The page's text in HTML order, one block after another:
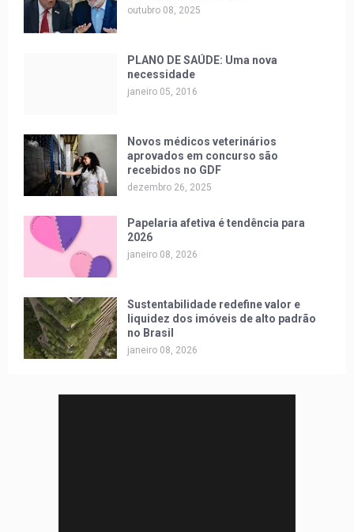
outubro 08, 2025
PLANO DE SAÚDE: Uma nova
necessidade
janeiro 05, 2016
Novos médicos veterinários
aprovados em concurso são
recebidos no GDF
dezembro 26, 2025
Papelaria afetiva é tendência para
2026
janeiro 08, 2026
Sustentabilidade redefine valor e
liquidez dos imóveis de alto padrão
no Brasil
janeiro 08, 2026